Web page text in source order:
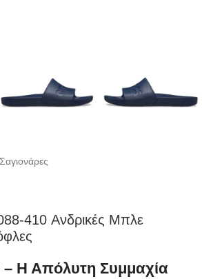
Σαγιονάρες
410 Ανδρικές Μπλε
– Η Απόλυτη Συμμαχία